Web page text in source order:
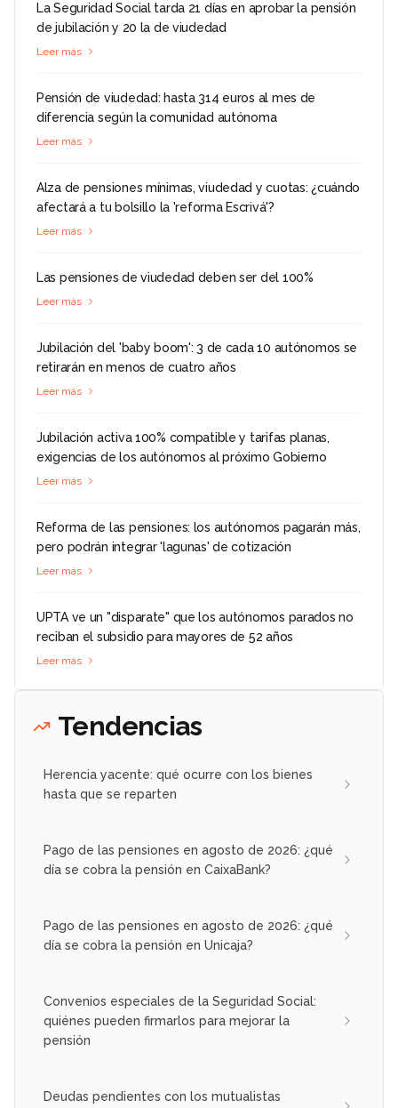
La Seguridad Social tarda 21 días en aprobar la pensión
de jubilación y 20 la de viudedad
Leer más
Pensión de viudedad: hasta 314 euros al mes de
diferencia según la comunidad autónoma
Leer más
Alza de pensiones mínimas, viudedad y cuotas: ¿cuándo
afectará a tu bolsillo la 'reforma Escrivá'?
Leer más
Las pensiones de viudedad deben ser del 100%
Leer más
Jubilación del 'baby boom': 3 de cada 10 autónomos se
retirarán en menos de cuatro años
Leer más
Jubilación activa 100% compatible y tarifas planas,
exigencias de los autónomos al próximo Gobierno
Leer más
Reforma de las pensiones: los autónomos pagarán más,
pero podrán integrar 'lagunas' de cotización
Leer más
UPTA ve un "disparate" que los autónomos parados no
reciban el subsidio para mayores de 52 años
Leer más
Tendencias
Herencia yacente: qué ocurre con los bienes
hasta que se reparten
Pago de las pensiones en agosto de 2026: ¿qué
día se cobra la pensión en CaixaBank?
Pago de las pensiones en agosto de 2026: ¿qué
día se cobra la pensión en Unicaja?
Convenios especiales de la Seguridad Social:
quiénes pueden firmarlos para mejorar la
pensión
Deudas pendientes con los mutualistas